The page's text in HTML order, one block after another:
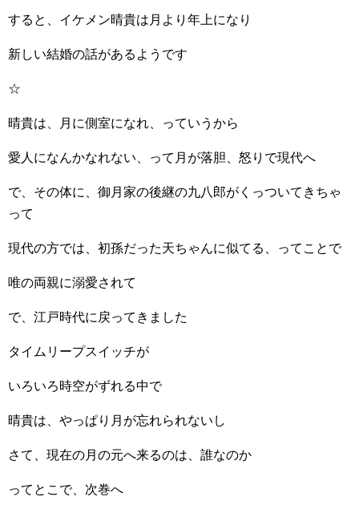
すると、イケメン晴貴は月より年上になり
新しい結婚の話があるようです
☆
晴貴は、月に側室になれ、っていうから
愛人になんかなれない、って月が落胆、怒りで現代へ
で、その体に、御月家の後継の九八郎がくっついてきちゃ
って
現代の方では、初孫だった天ちゃんに似てる、ってことで
唯の両親に溺愛されて
で、江戸時代に戻ってきました
タイムリープスイッチが
いろいろ時空がずれる中で
晴貴は、やっぱり月が忘れられないし
さて、現在の月の元へ来るのは、誰なのか
ってとこで、次巻へ